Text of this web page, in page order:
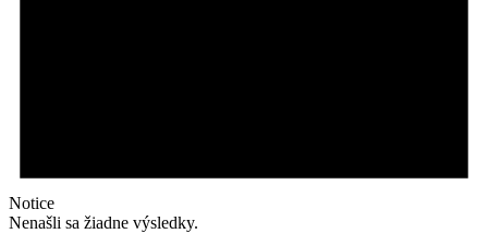
Notice
Nenašli sa žiadne výsledky.